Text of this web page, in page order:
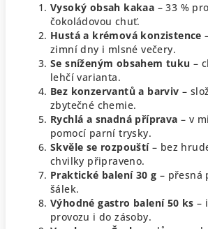
Vysoký obsah kakaa – 33 %
čokoládovou chuť.
Hustá a krémová konzistence
zimní dny i mlsné večery.
Se sníženým obsahem tuku –
lehčí varianta.
Bez konzervantů a barviv –
zbytečné chemie.
Rychlá a snadná příprava – v
pomocí parní trysky.
Skvěle se rozpouští– bez
chvilky připraveno.
Praktické balení 30 g – přesná
šálek.
Výhodné gastro balení 50 ks –
provozu i do zásoby.